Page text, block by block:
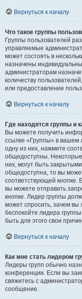
Вернуться к началу
Что такое группы
Группы пользователей
управляемые
может состоять в
назначены
администраторам
количеству
или предоставление
Вернуться к началу
Где находятся группы и
Вы можете получить
ссылке «Группы» в вашем
одну из них, нажмите
общедоступны. Некоторые
них, могут быть
общедоступна, то вы
соответствующей кнопке.
вы можете отправить
кнопке. Лидер группы
может спросить, зачем вы
беспокойте лидера
быть для этого свои
Вернуться к началу
Как мне стать лидером
Лидеры групп обычно
конференции. Если вы
свяжитесь с
сообщение.